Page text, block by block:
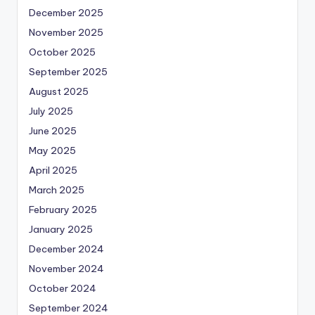
December 2025
November 2025
October 2025
September 2025
August 2025
July 2025
June 2025
May 2025
April 2025
March 2025
February 2025
January 2025
December 2024
November 2024
October 2024
September 2024